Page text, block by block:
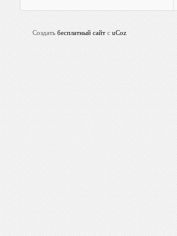
Создать бесплатный сайт с uCoz